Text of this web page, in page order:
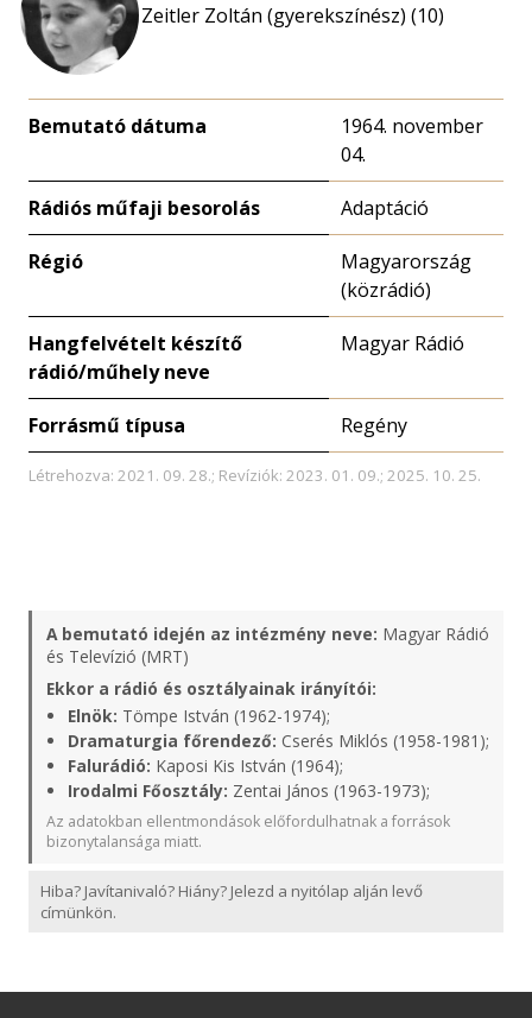
Zeitler Zoltán (gyerekszínész) (10)
Bemutató dátuma
1964. november
04.
Rádiós műfaji besorolás Adaptáció
Régió
Magyarország
(közrádió)
Hangfelvételt készítő
rádió/műhely neve
Magyar Rádió
Forrásmű típusa Regény
Létrehozva: 2021. 09. 28.; Revíziók: 2023. 01. 09.; 2025. 10. 25.
A bemutató idején az intézmény neve: Magyar Rádió
és Televízió (MRT)
Ekkor a rádió és osztályainak irányítói:
Elnök: Tömpe István (1962-1974);
Dramaturgia főrendező: Cserés Miklós (1958-1981);
Falurádió: Kaposi Kis István (1964);
Irodalmi Főosztály: Zentai János (1963-1973);
Az adatokban ellentmondások előfordulhatnak a források
bizonytalansága miatt.
Hiba? Javítanivaló? Hiány? Jelezd a nyitólap alján levő
címünkön.